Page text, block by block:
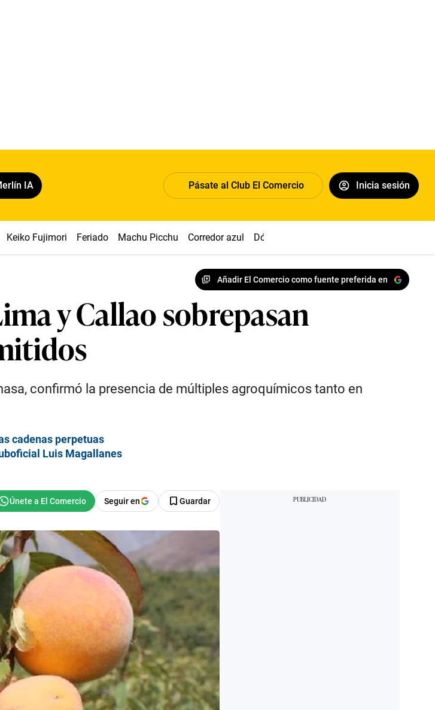
IA Pásate al Club El Comercio Inicia sesión
Keiko Fujimori Feriado Machu Picchu Corredor azul Dólar
Añadir El Comercio como fuente preferida en
y Callao sobrepasan
confirmó la presencia de múltiples agroquímicos tanto en
cadenas perpetuas
Luis Magallanes
Seguir en Guardar